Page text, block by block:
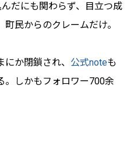
だにも関わらず、目立つ成
民からのクレームだけ。
か閉鎖され、 公式noteも
。しかもフォロワー700余